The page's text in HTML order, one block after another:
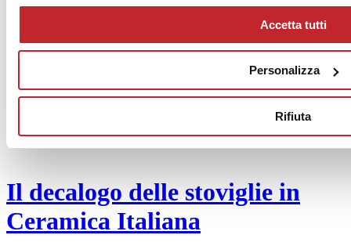
Accetta tutti
Personalizza
Rifiuta
Progettisti
Rivenditori
Il decalogo delle stoviglie in
Ceramica Italiana